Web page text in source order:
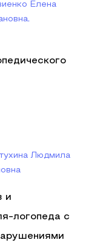
Елена
Людмила
и
логопеда с